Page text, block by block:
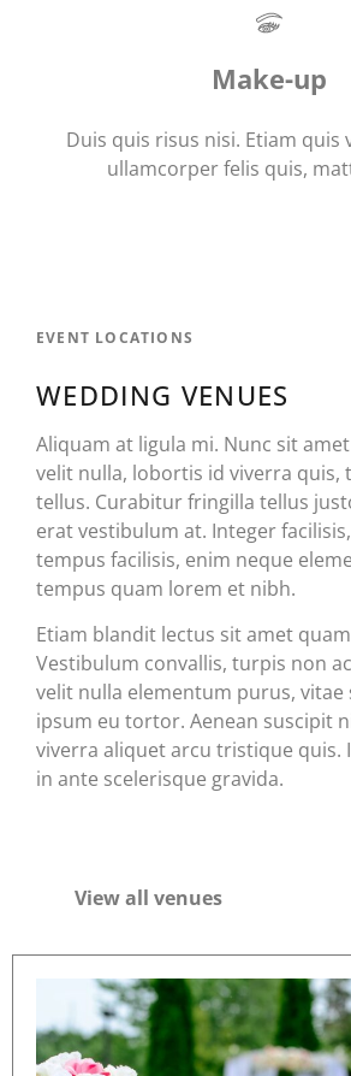
Make-up
Duis quis risus nisi. Etiam quis
ullamcorper felis quis,
EVENT LOCATIONS
WEDDING VENUES
Aliquam at ligula mi. Nunc sit
velit nulla, lobortis id viverra
tellus. Curabitur fringilla tellus
erat vestibulum at. Integer
tempus facilisis, enim neque
tempus quam lorem et nibh.
Etiam blandit lectus sit amet
Vestibulum convallis, turpis non
velit nulla elementum purus, vitae
ipsum eu tortor. Aenean suscipit
viverra aliquet arcu tristique quis.
in ante scelerisque gravida.
View all venues